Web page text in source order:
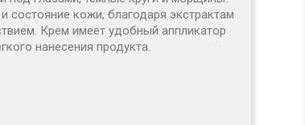
состояние кожи, благодаря экстрактам
Крем имеет удобный аппликатор
нанесения продукта.